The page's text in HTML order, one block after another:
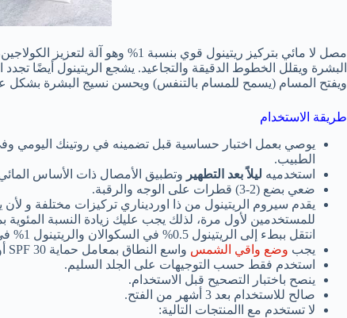
مصل لا مائي بتركيز ريتينول قوي بنسبة 1% وهو آلة لتعزيز
البشرة ويقلل الخطوط الدقيقة والتجاعيد. يشجع الريتينول أيضًا
ويفتح المسام (يسمح للمسام بالتنفس) ويحسن نسيج البشرة بشكل
طريقة الاستخدام
يوصي بعمل اختبار حساسية قبل تضمينه في روتينك اليومي
الطبيب.
استخدميه ليلاً بعد التطهير وتطبيق الأمصال ذات الأساس
ضعي بضع (2-3) قطرات على الوجه والرقبة.
يقدم سيروم الريتينول من ذا اورديناري تركيزات مختلفة و
انتقل ببطء إلى الريتينول 0.5% في السكوالان والريتينول 1% في السكوالان.
يجب وضع واقي الشمس واسع النطاق بمعامل حماية SPF 30 أو أعلى أثناء استخدام هذا المصل ولمدة أسبوع بعد ذلك.
استخدم فقط حسب التوجيهات على الجلد السليم.
ينصح باختبار التصحيح قبل الاستخدام.
صالح للاستخدام بعد 3 أشهر من الفتح.
لا تستخدم مع االمنتجات التالية: